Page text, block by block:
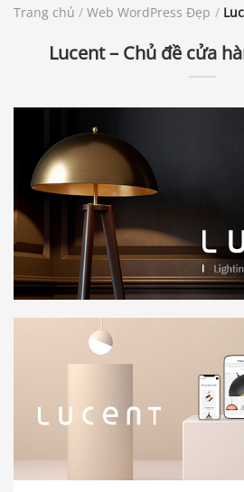
Trang chủ / Web WordPress Đẹp /
Lucent – Chủ đề cửa